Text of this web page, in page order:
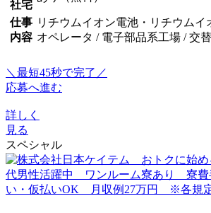
社宅
仕事
内容
リチウムイオン電池・リチウムイ
オペレータ / 電子部品系工場 / 交
＼最短45秒で完了／
応募へ進む
詳しく
見る
スペシャル